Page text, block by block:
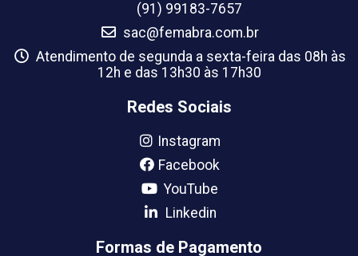
(91) 99183-7657
sac@femabra.com.br
Atendimento de segunda a sexta-feira das 08h às
12h e das 13h30 às 17h30
Redes Sociais
Instagram
Facebook
YouTube
Linkedin
Formas de Pagamento